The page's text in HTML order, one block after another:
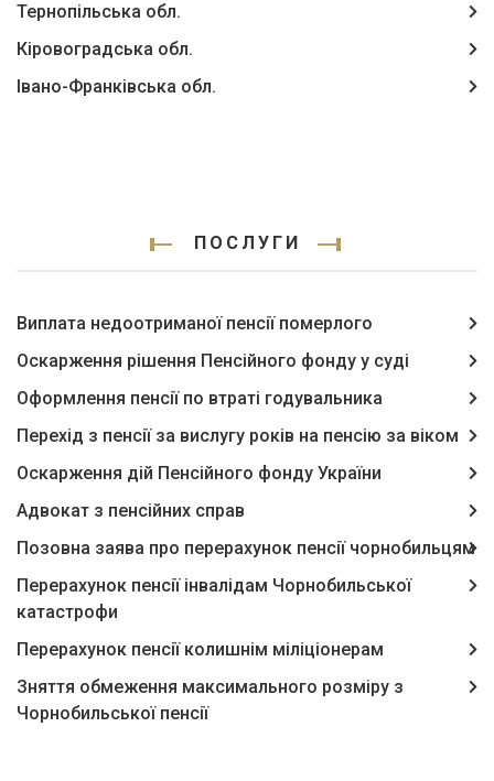
Тернопільська обл.
Кіровоградська обл.
Івано-Франківська обл.
ПОСЛУГИ
Виплата недоотриманої пенсії померлого
Оскарження рішення Пенсійного фонду у суді
Оформлення пенсії по втраті годувальника
Перехід з пенсії за вислугу років на пенсію за віком
Оскарження дій Пенсійного фонду України
Адвокат з пенсійних справ
Позовна заява про перерахунок пенсії чорнобильцям
Перерахунок пенсії інвалідам Чорнобильської
катастрофи
Перерахунок пенсії колишнім міліціонерам
Зняття обмеження максимального розміру з
Чорнобильської пенсії